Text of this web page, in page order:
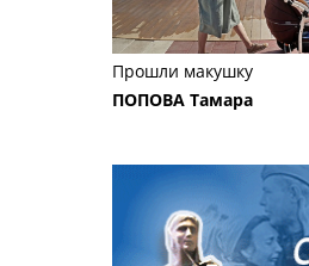
Прошли макушку
ПОПОВА Тамара